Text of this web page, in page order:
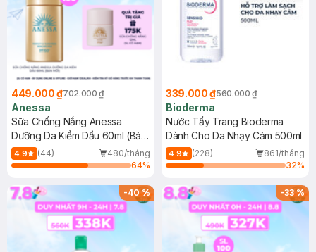
449.000 ₫702.000 ₫
Anessa
Sữa Chống Nắng Anessa
Dưỡng Da Kiềm Dầu 60ml (Bản
Mới)
4.9 (44)
480/tháng
64%
339.000 ₫560.000 ₫
Bioderma
Nước Tẩy Trang Bioderma
Dành Cho Da Nhạy Cảm 500ml
4.9 (228)
861/tháng
32%
-40% -33%